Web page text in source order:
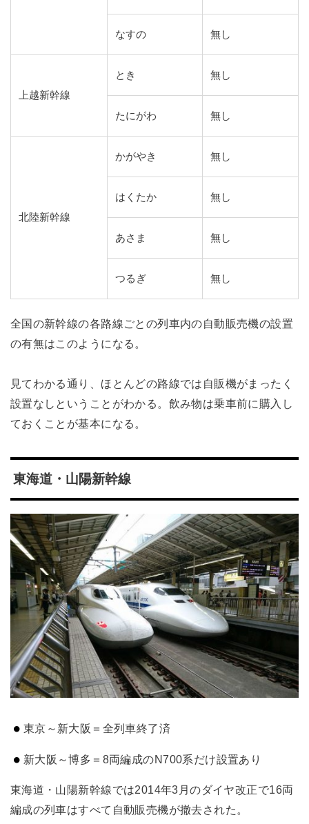
なすの 無し
上越新幹線
とき 無し
たにがわ 無し
北陸新幹線
かがやき 無し
はくたか 無し
あさま 無し
つるぎ 無し
全国の新幹線の各路線ごとの列車内の自動販売機の設置
の有無はこのようになる。
見てわかる通り、ほとんどの路線では自販機がまったく
設置なしということがわかる。飲み物は乗車前に購入し
ておくことが基本になる。
東海道・山陽新幹線
東京～新大阪＝全列車終了済
新大阪～博多＝8両編成のN700系だけ設置あり
東海道・山陽新幹線では2014年3月のダイヤ改正で16両
編成の列車はすべて自動販売機が撤去された。